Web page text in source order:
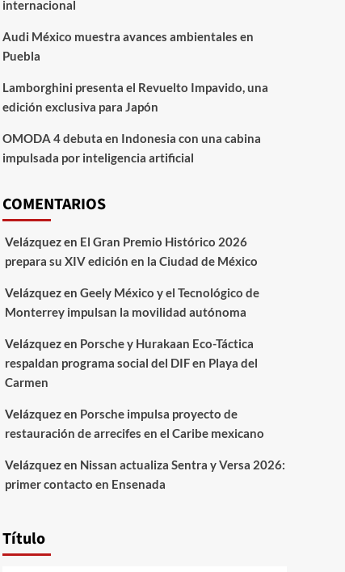
internacional
Audi México muestra avances ambientales en
Puebla
Lamborghini presenta el Revuelto Impavido, una
edición exclusiva para Japón
OMODA 4 debuta en Indonesia con una cabina
impulsada por inteligencia artificial
COMENTARIOS
Velázquezen El Gran Premio Histórico 2026
prepara su XIV edición en la Ciudad de México
Velázquezen Geely México y el Tecnológico de
Monterrey impulsan la movilidad autónoma
Velázquezen Porsche y Hurakaan Eco-Táctica
respaldan programa social del DIF en Playa del
Carmen
Velázquezen Porsche impulsa proyecto de
restauración de arrecifes en el Caribe mexicano
Velázquezen Nissan actualiza Sentra y Versa 2026:
primer contacto en Ensenada
Título